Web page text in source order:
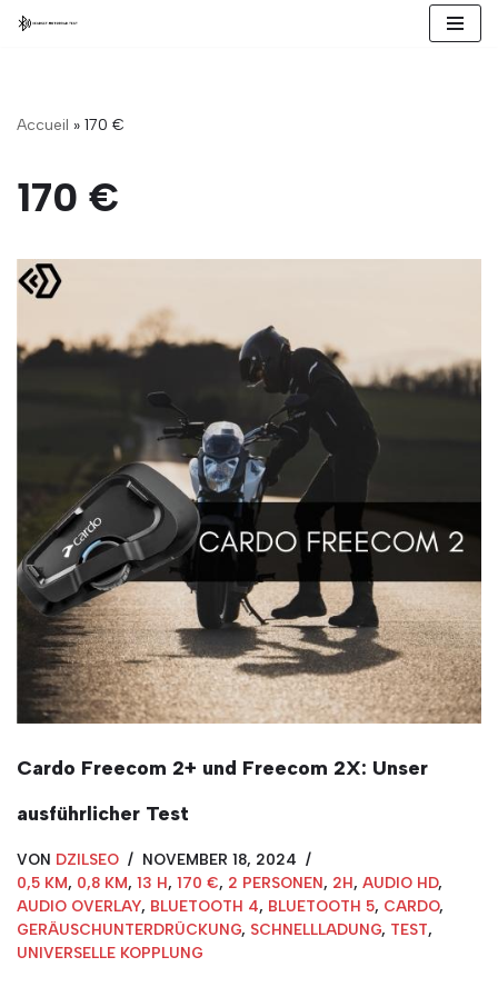
Accueil » 170 €
170 €
Cardo Freecom 2+ und Freecom 2X: Unser
ausführlicher Test
VON DZILSEO
NOVEMBER 18, 2024
0,5 KM, 0,8 KM, 13 H, 170 €, 2 PERSONEN, 2H, AUDIO HD,
AUDIO OVERLAY, BLUETOOTH 4, BLUETOOTH 5, CARDO,
GERÄUSCHUNTERDRÜCKUNG, SCHNELLLADUNG, TEST,
UNIVERSELLE KOPPLUNG